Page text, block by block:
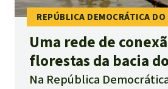
Uma rede de
florestas da bacia
Na República